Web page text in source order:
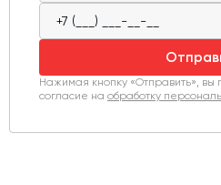
Нажимая кнопку «Отправить», вы
согласие на обработку